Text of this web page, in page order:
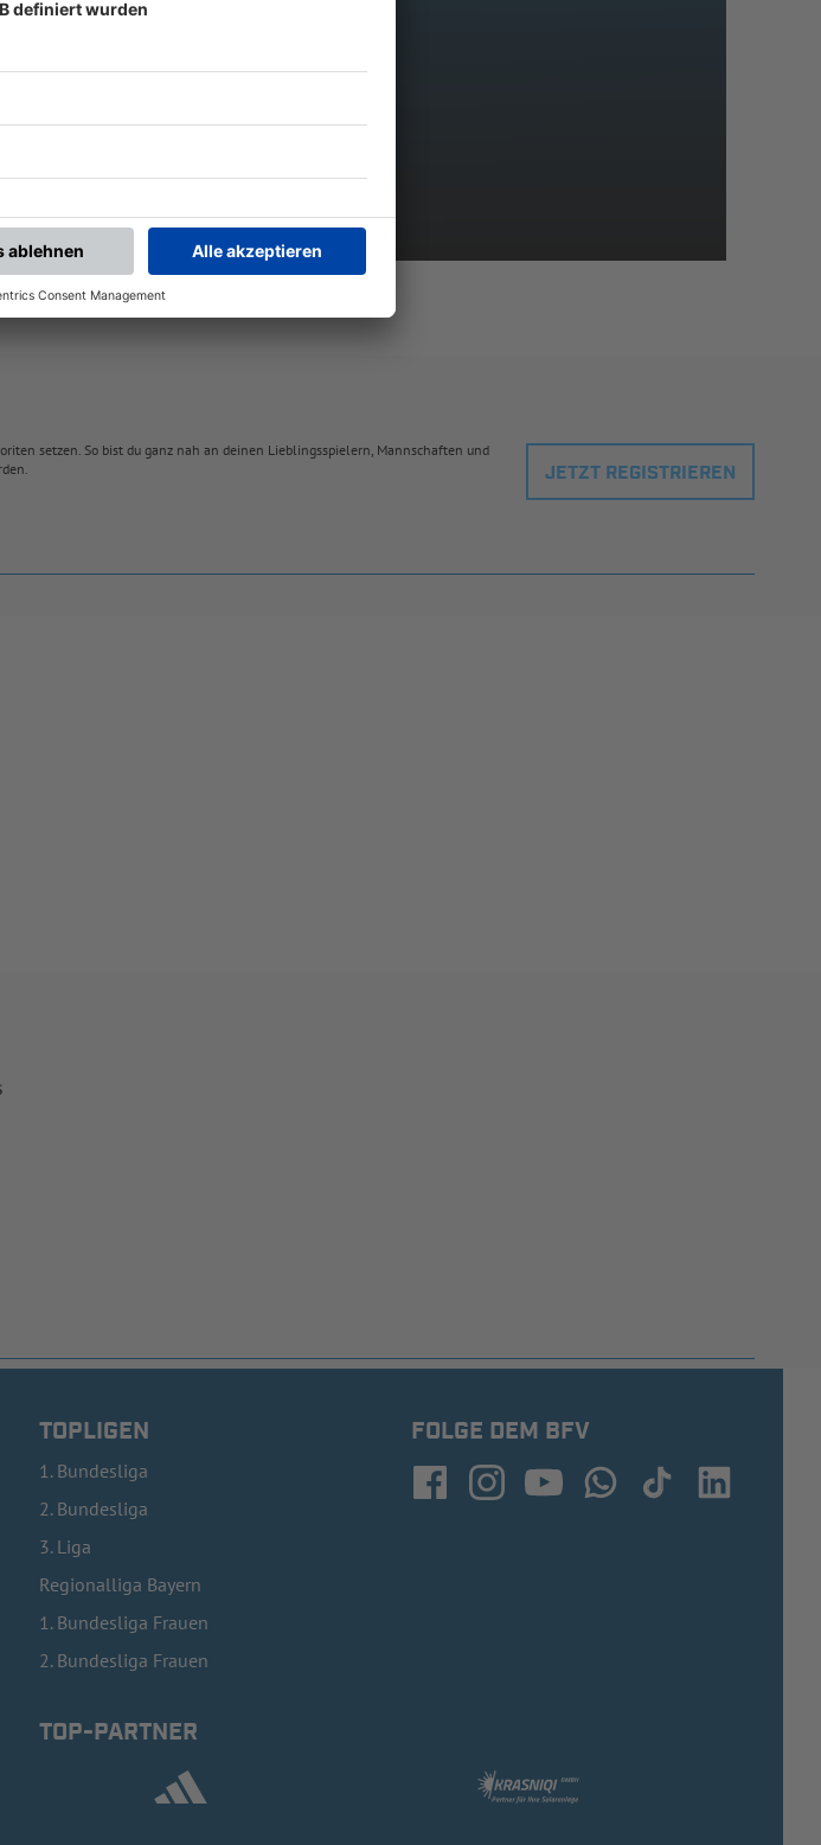
KANAL!
setzen. So bist du ganz nah an deinen Lieblingsspielern, Mannschaften und
JETZT REGISTRIEREN
TOPLIGEN
1. Bundesliga
2. Bundesliga
3. Liga
Regionalliga Bayern
1. Bundesliga Frauen
2. Bundesliga Frauen
FOLGE DEM BFV
TOP-PARTNER